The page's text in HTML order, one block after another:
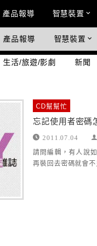
Main Menu
產品報導 智慧裝置
國際科技情報
產品報導 智慧裝置
生活/旅遊/影劇 新聞
CD幫幫忙
忘記使用者密碼
2011.07.04
請問編輯，有人說
再裝回去密碼就會